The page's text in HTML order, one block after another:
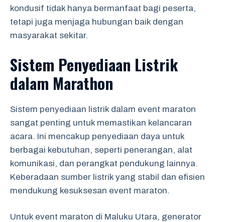
kondusif tidak hanya bermanfaat bagi peserta,
tetapi juga menjaga hubungan baik dengan
masyarakat sekitar.
Sistem Penyediaan Listrik
dalam Marathon
Sistem penyediaan listrik dalam event maraton
sangat penting untuk memastikan kelancaran
acara. Ini mencakup penyediaan daya untuk
berbagai kebutuhan, seperti penerangan, alat
komunikasi, dan perangkat pendukung lainnya.
Keberadaan sumber listrik yang stabil dan efisien
mendukung kesuksesan event maraton.
Untuk event maraton di Maluku Utara, generator